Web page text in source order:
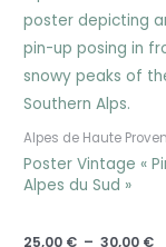
Alpes de Haute
Poster Vintage «
Alpes du Sud »
25,00 € – 30,00 €